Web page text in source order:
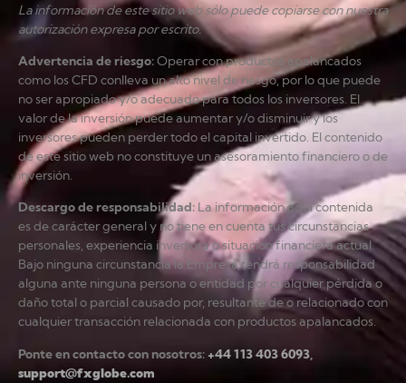
La información de este sitio web sólo puede copiarse con nuestra
autorización expresa por escrito.
Advertencia de riesgo:Operar con productos apalancados
como los CFD conlleva un alto nivel de riesgo, por lo que puede
no ser apropiado y/o adecuado para todos los inversores. El
valor de la inversión puede aumentar y/o disminuir y los
inversores pueden perder todo el capital invertido. El contenido
de este sitio web no constituye un asesoramiento financiero o de
inversión.
Descargo de responsabilidad: La información aquí contenida
es de carácter general y no tiene en cuenta tus circunstancias
personales, experiencia inversora o situación financiera actual.
Bajo ninguna circunstancia la Empresa tendrá responsabilidad
alguna ante ninguna persona o entidad por cualquier pérdida o
daño total o parcial causado por, resultante de o relacionado con
cualquier transacción relacionada con productos apalancados.
Ponte en contacto con nosotros:+44 113 403 6093,
support@fxglobe.com